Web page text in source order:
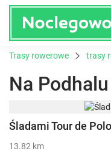
Trasy rowerowe trasy
Na
Śladami Tour de
13.82 km